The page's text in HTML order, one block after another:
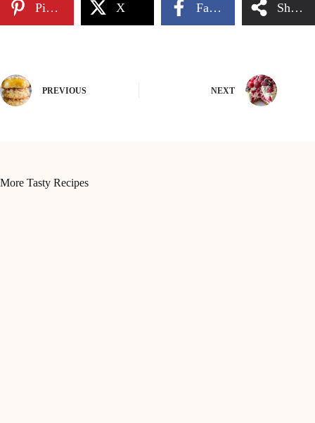
Pinterest X Facebook Share
PREVIOUS NEXT
More Tasty Recipes